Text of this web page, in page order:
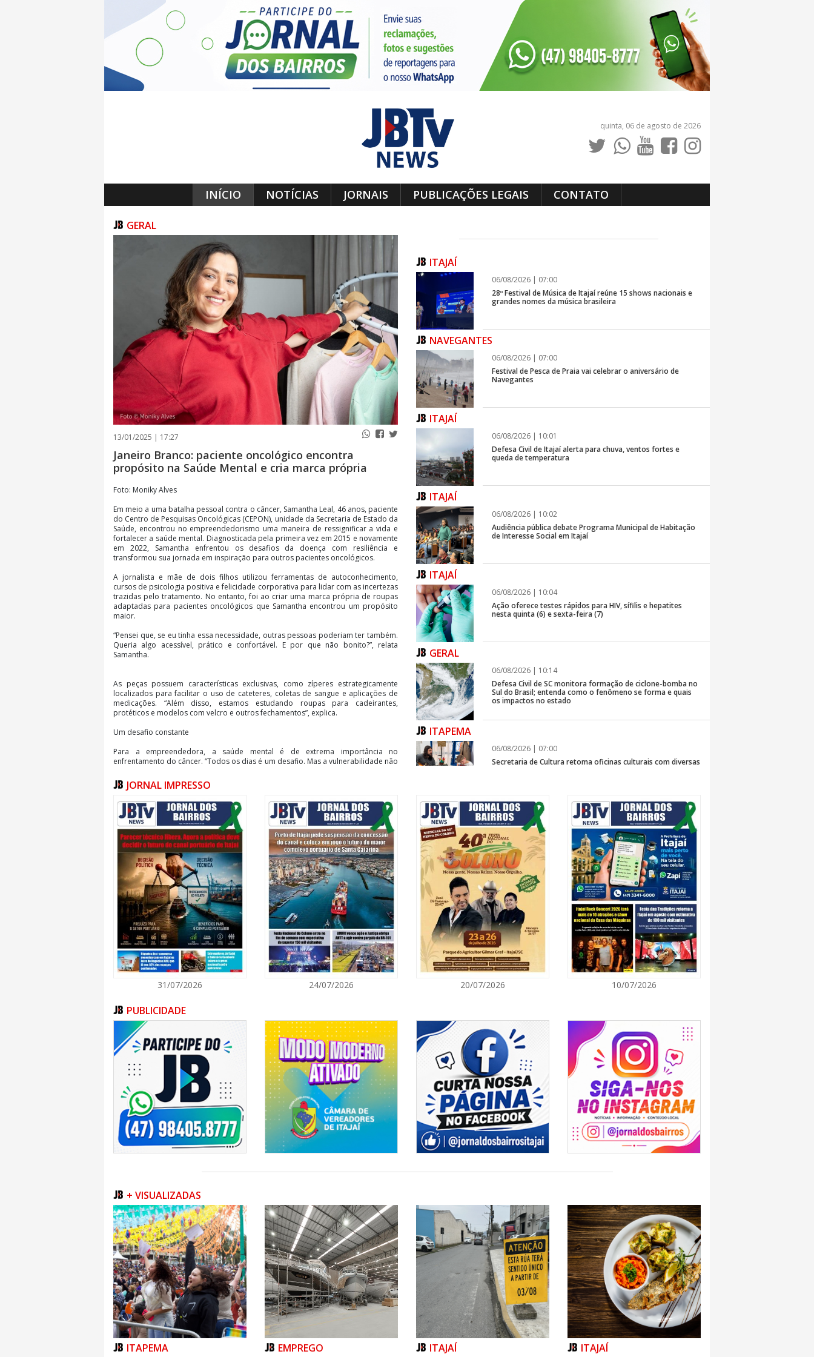
quinta, 06 de agosto de 2026
INÍCIO NOTÍCIAS JORNAIS PUBLICAÇÕES LEGAIS CONTATO
GERAL
13/01/2025 | 17:27
Janeiro Branco: paciente oncológico encontra
propósito na Saúde Mental e cria marca própria
Foto: Moniky Alves
Em meio a uma batalha pessoal contra o câncer, Samantha Leal, 46 anos, paciente
do Centro de Pesquisas Oncológicas (CEPON), unidade da Secretaria de Estado da
Saúde, encontrou no empreendedorismo uma maneira de ressignificar a vida e
fortalecer a saúde mental. Diagnosticada pela primeira vez em 2015 e novamente
em 2022, Samantha enfrentou os desafios da doença com resiliência e
transformou sua jornada em inspiração para outros pacientes oncológicos.
A jornalista e mãe de dois filhos utilizou ferramentas de autoconhecimento,
cursos de psicologia positiva e felicidade corporativa para lidar com as incertezas
trazidas pelo tratamento. No entanto, foi ao criar uma marca própria de roupas
adaptadas para pacientes oncológicos que Samantha encontrou um propósito
maior.
“Pensei que, se eu tinha essa necessidade, outras pessoas poderiam ter também.
Queria algo acessível, prático e confortável. E por que não bonito?”, relata
Samantha.
As peças possuem características exclusivas, como zíperes estrategicamente
localizados para facilitar o uso de cateteres, coletas de sangue e aplicações de
medicações. “Além disso, estamos estudando roupas para cadeirantes,
protéticos e modelos com velcro e outros fechamentos”, explica.
Um desafio constante
Para a empreendedora, a saúde mental é de extrema importância no
enfrentamento do câncer. “Todos os dias é um desafio. Mas a vulnerabilidade não
me ensinou a encontrar força para continuar”.
Recentemente o diretor-geral do CEPON, Dr. Marcelo Zanchet, também enfrentou
a batalha contra o câncer. “Câncer é uma doença que ensina sobre o tempo, as
prioridades e a vida. Como médico e agora também como paciente, compreendi
que o cuidado humano vai além de números e métricas. Somos pessoas cuidando
de pessoas”, reflete do diretor.
Conscientização
A história de Samantha destaca a importância de iniciativas como o Janeiro
Branco, campanha que busca promover a saúde mental e o bem-estar emocional.
No CEPON, histórias de superação como a dela mostram que o
autoconhecimento, aliado ao apoio psicológico, terapias e até mesmo iniciativas
empreendedoras, podem ser ferramentas poderosas no enfrentamento do
câncer.
27c9a7fb d747 4a2d 9f65 76984c4277d9
Samantha transformou seu aprendizado em uma rede de apoio tangível. Sua
marca não só oferece roupas adaptadas, mas também promove conforto e
dignidade para quem enfrenta os desafios do tratamento oncológico. A Santa
Ágatha OncoClothes é um exemplo inspirador de como a determinação pode
saúde mental e emocional.
ITAJAÍ
06/08/2026 | 07:00
28º Festival de Música de Itajaí reúne 15 shows nacionais e
grandes nomes da música brasileira
NAVEGANTES
06/08/2026 | 07:00
Festival de Pesca de Praia vai celebrar o aniversário de
Navegantes
ITAJAÍ
06/08/2026 | 10:01
Defesa Civil de Itajaí alerta para chuva, ventos fortes e
queda de temperatura
ITAJAÍ
06/08/2026 | 10:02
Audiência pública debate Programa Municipal de Habitação
de Interesse Social em Itajaí
ITAJAÍ
06/08/2026 | 10:04
Ação oferece testes rápidos para HIV, sífilis e hepatites
nesta quinta (6) e sexta-feira (7)
GERAL
06/08/2026 | 10:14
Defesa Civil de SC monitora formação de ciclone-bomba no
Sul do Brasil; entenda como o fenômeno se forma e quais
os impactos no estado
ITAPEMA
06/08/2026 | 07:00
Secretaria de Cultura retoma oficinas culturais com diversas
BALNEÁRIO CAMBORIÚ
06/08/2026 | 07:00
Inscrições para a exploração da gastronomia do 14º
Acampamento Farroupilha estão abertas
CAMBORIÚ
06/08/2026 | 07:00
Camboriú: exposição de arte transforma o Paço Municipal
em um espaço de cultura
CAMBORIÚ
06/08/2026 | 07:00
PORTO BELO
06/08/2026 | 07:00
Porto Belo abre inscrições para entidades da sociedade civil
participarem da composição do Conselho Municipal da
Habitação
JORNAL IMPRESSO
31/07/2026 24/07/2026 20/07/2026 10/07/2026
PUBLICIDADE
+ VISUALIZADAS
ITAPEMA EMPREGO ITAJAÍ ITAJAÍ